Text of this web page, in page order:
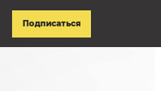
Подписаться